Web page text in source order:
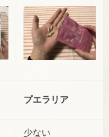
プエラリア
少ない